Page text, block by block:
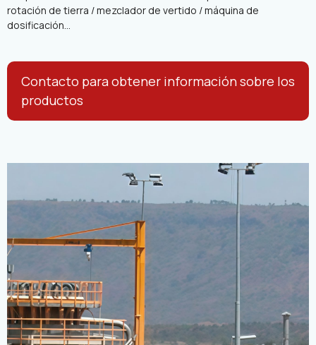
rotación de tierra / mezclador de vertido / máquina de
dosificación...
Contacto para obtener información sobre los
productos